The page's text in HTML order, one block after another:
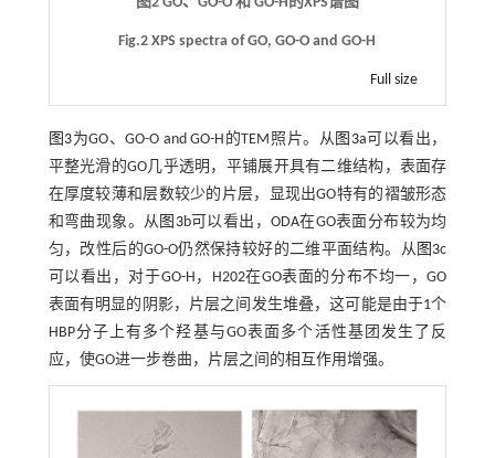
Fig.2 XPS spectra of GO, GO-O and GO-H
Full size
图3为GO、GO-O and GO-H的TEM照片。从 图3a可以看出，
平整光滑的GO几乎透明，平铺展开具有二维结构，表面存
在厚度较薄和层数较少的片层，显现出GO特有的褶皱形态
和弯曲现象。从 图3b可以看出，ODA在GO表面分布较为均
匀，改性后的GO-O仍然保持较好的二维平面结构。从 图3c
可以看出，对于GO-H，H202在GO表面的分布不均一，GO
表面有明显的阴影，片层之间发生堆叠，这可能是由于1个
HBP分子上有多个羟基与GO表面多个活性基团发生了反
应，使GO进一步卷曲，片层之间的相互作用增强。